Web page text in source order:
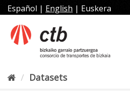
Skip
to
content
Español | English | Euskera
Datasets